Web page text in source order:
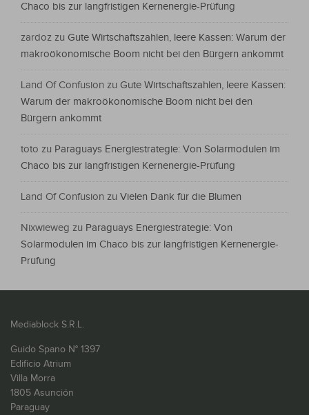
Chaco bis zur langfristigen Kernenergie-Prüfung
zardoz zu Gute Wirtschaftszahlen, leere Kassen: Warum der
makroökonomische Boom nicht bei den Bürgern ankommt
Land Of Confusion zu Gute Wirtschaftszahlen, leere Kassen:
Warum der makroökonomische Boom nicht bei den
Bürgern ankommt
toto zu Paraguays Energiestrategie: Von Solarmodulen im
Chaco bis zur langfristigen Kernenergie-Prüfung
Land Of Confusion zu Vielen Dank für die Blumen
Nixwieweg zu Paraguays Energiestrategie: Von
Solarmodulen im Chaco bis zur langfristigen Kernenergie-
Prüfung
Mediablock S.R.L.
Guido Spano N° 1397
Edificio Atrium
Villa Morra
1805 Asunción
Paraguay